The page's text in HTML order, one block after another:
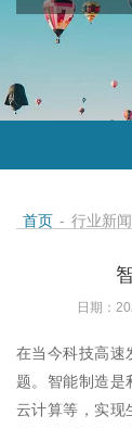
首页 - 行业新闻
日期：
在当今科技高速
题。智能制造是
云计算等，实现